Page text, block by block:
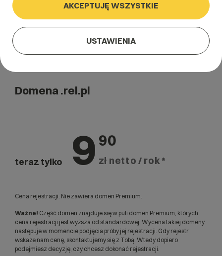
Domena .rel.pl
teraz tylko 9 90
zł netto / rok *
Cena rejestracji. Nie zawiera domen Premium.
Ważne! Część domen znajduje się w puli domen Premium, których
cena rejestracji jest wyższa od standardowej. Wycena takiej domeny
następuje w momencie podjęcia próby jej rejestracji. Gdy rejestr
wskaże nam cenę, skontaktujemy się z Tobą. Wtedy dopiero
podejmiesz decyzję, czy chcesz dokonać rejestracji.
AKCEPTUJĘ WSZYSTKIE
USTAWIENIA